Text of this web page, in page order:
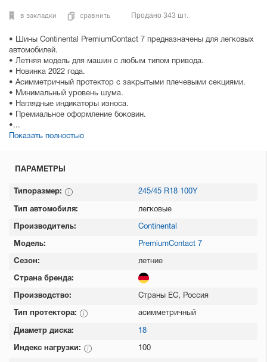
• Шины Continental PremiumContact 7 предназначены для легковых
автомобилей.
• Летняя модель для машин с любым типом привода.
• Новинка 2022 года.
• Асимметричный протектор с закрытыми плечевыми секциями.
• Минимальный уровень шума.
• Наглядные индикаторы износа.
• Премиальное оформление боковин.
•...
Показать полностью
в закладки сравнить Продано 343 шт.
ПАРАМЕТРЫ
Типоразмер: 245/45 R18 100Y
Тип автомобиля: легковые
Производитель: Continental
Модель: PremiumContact 7
Сезон: летние
Страна бренда:
Производство: Страны ЕС, Россия
Тип протектора: асимметричный
Диаметр диска: 18
Индекс нагрузки: 100